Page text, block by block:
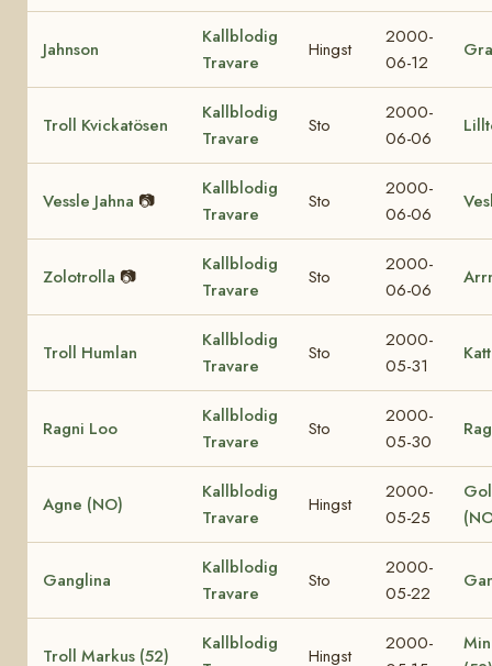
Jahnson
Kallblodig
Travare
Hingst
2000-
06-12
Troll Kvickatösen
Kallblodig
Travare
Sto
2000-
06-06
Vessle Jahna 📷
Kallblodig
Travare
Sto
2000-
06-06
Zolotrolla 📷
Kallblodig
Travare
Sto
2000-
06-06
Troll Humlan
Kallblodig
Travare
Sto
2000-
05-31
Ragni Loo
Kallblodig
Travare
Sto
2000-
05-30
Agne (NO)
Kallblodig
Travare
Hingst
2000-
05-25
Ganglina
Kallblodig
Travare
Sto
2000-
05-22
Troll Markus (52)
Kallblodig
Hingst
2000-